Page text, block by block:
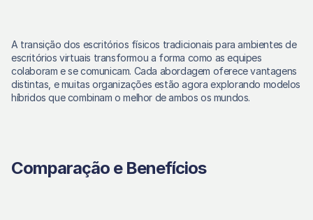
A transição dos escritórios físicos tradicionais para ambientes de
escritórios virtuais transformou a forma como as equipes
colaboram e se comunicam. Cada abordagem oferece vantagens
distintas, e muitas organizações estão agora explorando modelos
híbridos que combinam o melhor de ambos os mundos.
Comparação e Benefícios